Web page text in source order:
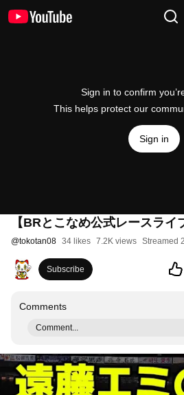
Sign in to confirm
This helps protect our
Sign in
【BRとこなめ公式レースラ
@tokotan08 34 likes 7.2K views Streamed
Subscribe
Comments
Comment...